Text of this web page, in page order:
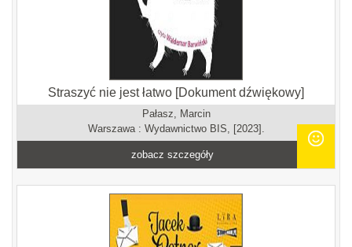
Straszyć nie jest łatwo [Dokument dźwiękowy]
Pałasz, Marcin
Warszawa : Wydawnictwo BIS, [2023].
zobacz szczegóły